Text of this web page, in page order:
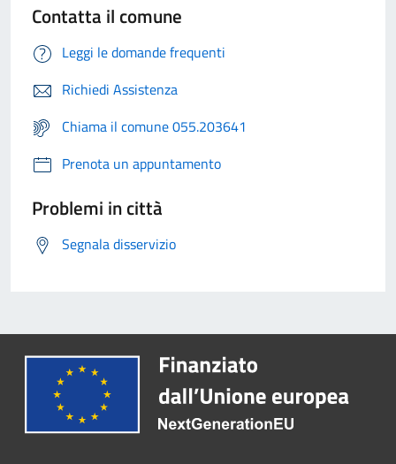
Contatta il comune
Leggi le domande frequenti
Richiedi Assistenza
Chiama il comune 055.203641
Prenota un appuntamento
Problemi in città
Segnala disservizio